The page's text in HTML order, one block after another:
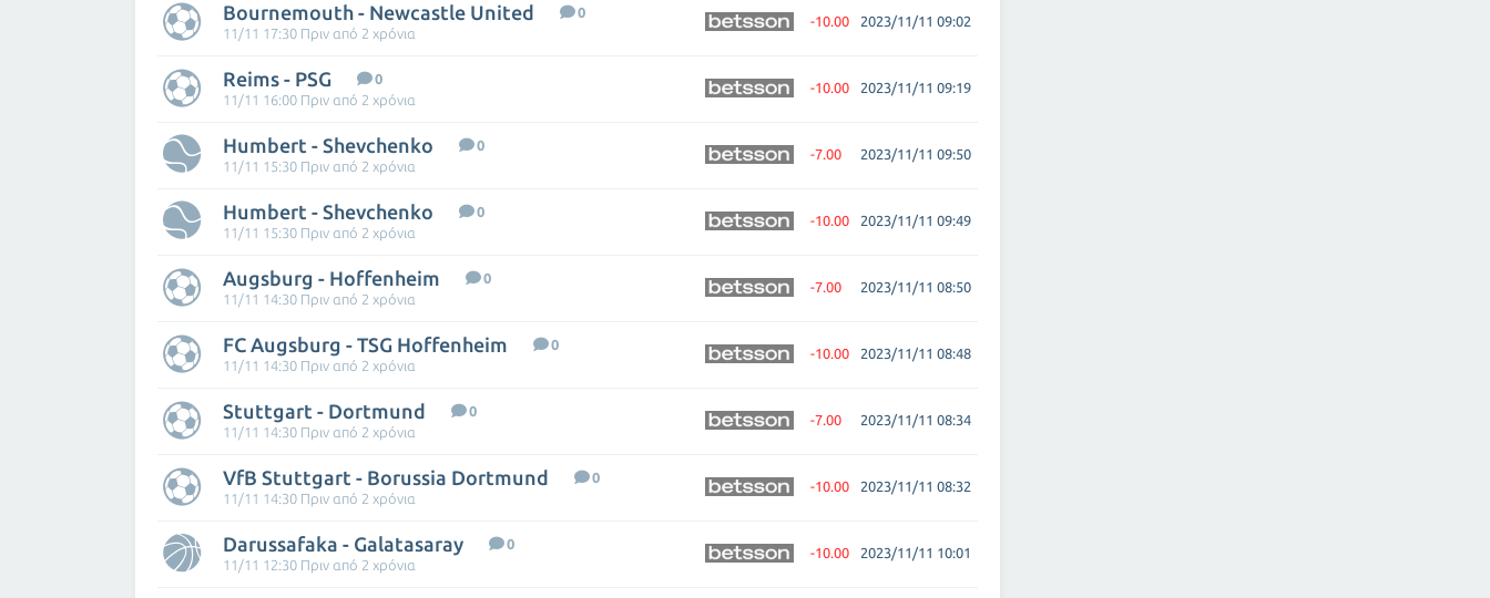
Bournemouth - Newcastle United
0
11/11 17:30 Πριν από 2 χρόνια
-10.00 2023/11/11 09:02
Reims - PSG
0
11/11 16:00 Πριν από 2 χρόνια
-10.00 2023/11/11 09:19
Humbert - Shevchenko
0
11/11 15:30 Πριν από 2 χρόνια
-7.00 2023/11/11 09:50
Humbert - Shevchenko
0
11/11 15:30 Πριν από 2 χρόνια
-10.00 2023/11/11 09:49
Augsburg - Hoffenheim
0
11/11 14:30 Πριν από 2 χρόνια
-7.00 2023/11/11 08:50
FC Augsburg - TSG Hoffenheim
0
11/11 14:30 Πριν από 2 χρόνια
-10.00 2023/11/11 08:48
Stuttgart - Dortmund
0
11/11 14:30 Πριν από 2 χρόνια
-7.00 2023/11/11 08:34
VfB Stuttgart - Borussia Dortmund
0
11/11 14:30 Πριν από 2 χρόνια
-10.00 2023/11/11 08:32
Darussafaka - Galatasaray
0
11/11 12:30 Πριν από 2 χρόνια
-10.00 2023/11/11 10:01